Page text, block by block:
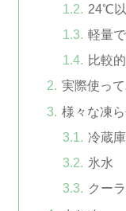
24℃
軽量
比較
実際使っ
様々な凍
冷蔵庫
氷水
クー